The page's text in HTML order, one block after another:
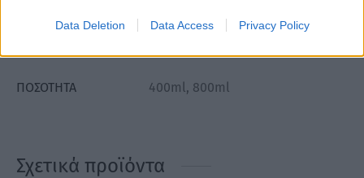
Data Deletion Data Access Privacy Policy
ΠΟΣΌΤΗΤΑ 400ml, 800ml
Σχετικά προϊόντα